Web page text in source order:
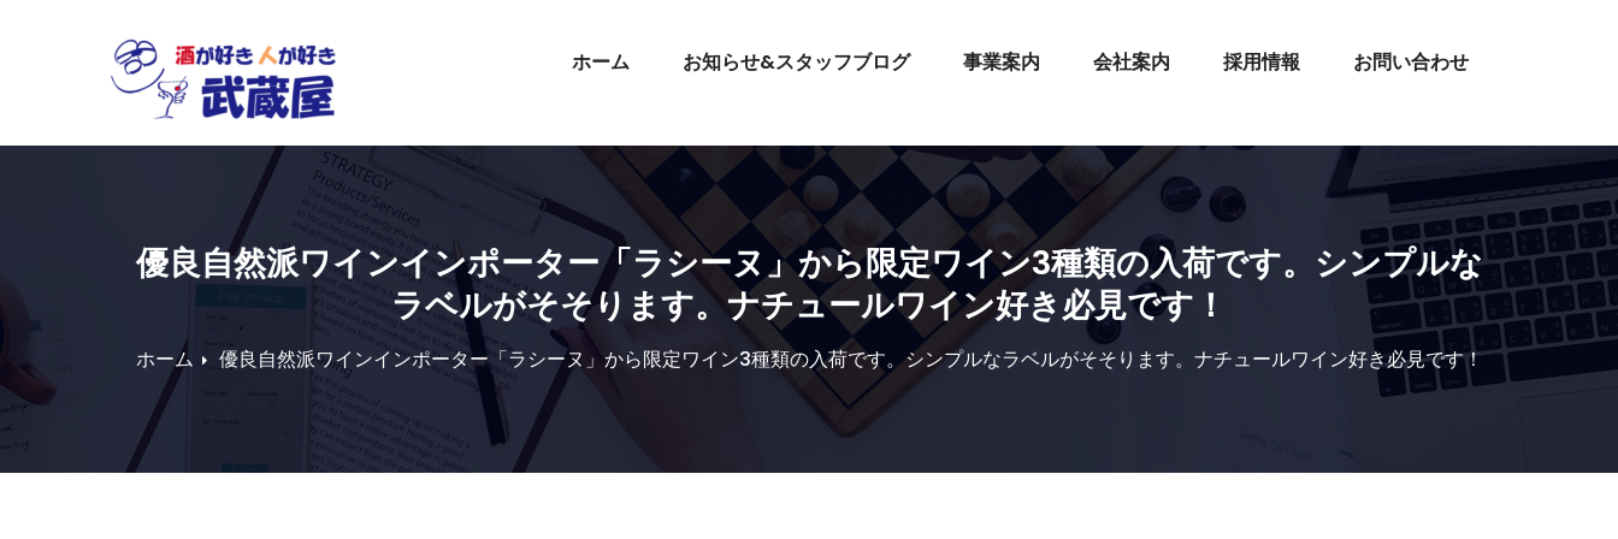
ホーム お知らせ&スタッフブログ 事業案内 会社案内 採用情報 お問い合わせ
優良自然派ワインインポーター「ラシーヌ」から限定ワイン3種類の入荷です。シンプルな
ラベルがそそります。ナチュールワイン好き必見です！
ホーム 優良自然派ワインインポーター「ラシーヌ」から限定ワイン3種類の入荷です。シンプルなラベルがそそります。ナチュールワイン好き必見です！